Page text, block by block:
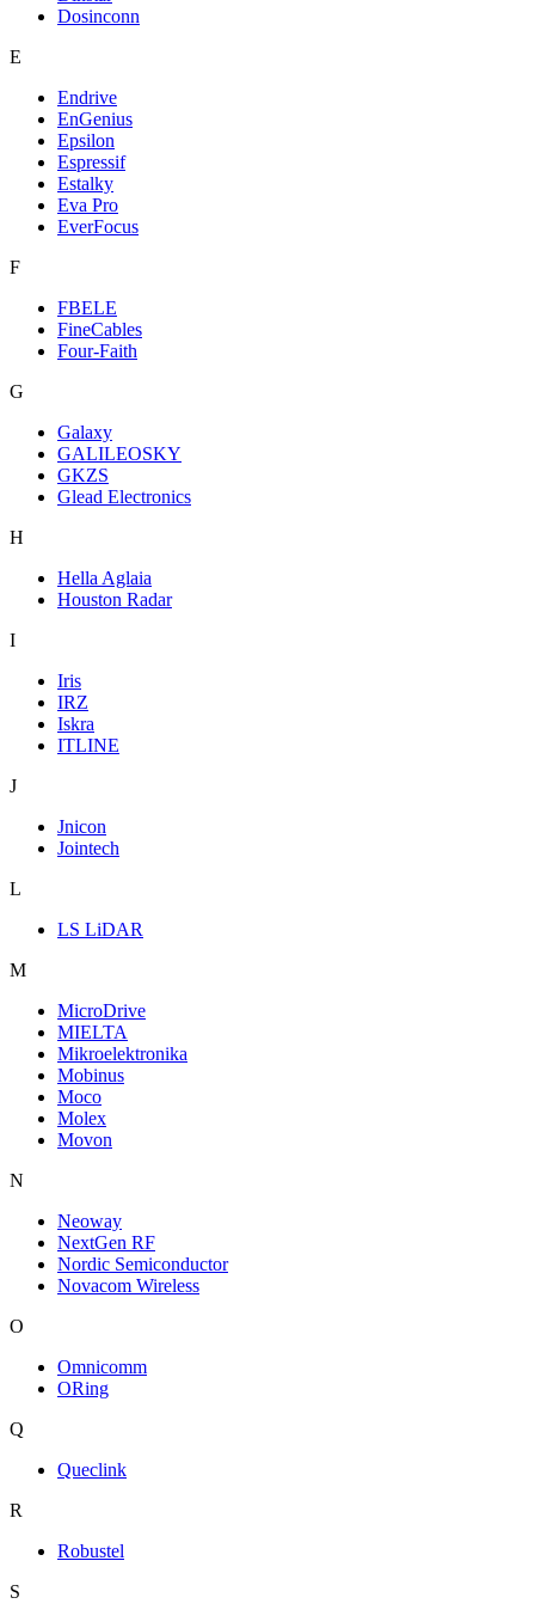
Dosinconn
E
Endrive
EnGenius
Epsilon
Espressif
Estalky
Eva Pro
EverFocus
F
FBELE
FineCables
Four-Faith
G
Galaxy
GALILEOSKY
GKZS
Glead Electronics
H
Hella Aglaia
Houston Radar
I
Iris
IRZ
Iskra
ITLINE
J
Jnicon
Jointech
L
LS LiDAR
M
MicroDrive
MIELTA
Mikroelektronika
Mobinus
Moco
Molex
Movon
N
Neoway
NextGen RF
Nordic Semiconductor
Novacom Wireless
O
Omnicomm
ORing
Q
Queclink
R
Robustel
S